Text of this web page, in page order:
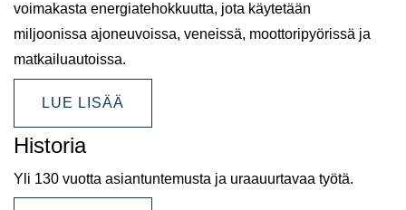
voimakasta energiatehokkuutta, jota käytetään
miljoonissa ajoneuvoissa, veneissä, moottoripyörissä ja
matkailuautoissa.
LUE LISÄÄ
Historia
Yli 130 vuotta asiantuntemusta ja uraauurtavaa työtä.